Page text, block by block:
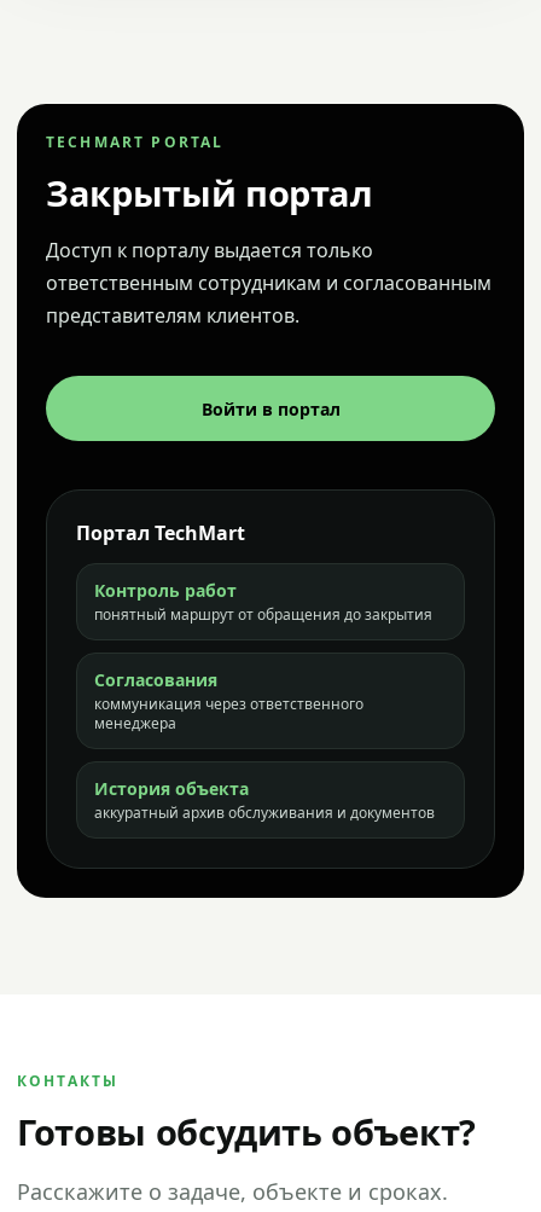
TECHMART PORTAL
Закрытый портал
Доступ к порталу выдается только
ответственным сотрудникам и согласованным
представителям клиентов.
Войти в портал
Портал TechMart
Контроль работ
понятный маршрут от обращения до закрытия
Согласования
коммуникация через ответственного
менеджера
История объекта
аккуратный архив обслуживания и документов
КОНТАКТЫ
Готовы обсудить объект?
Расскажите о задаче, объекте и сроках.